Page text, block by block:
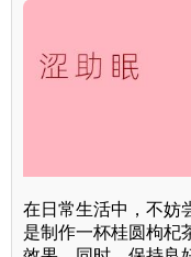
在日常生活中，不妨
是制作一杯桂圆枸杞